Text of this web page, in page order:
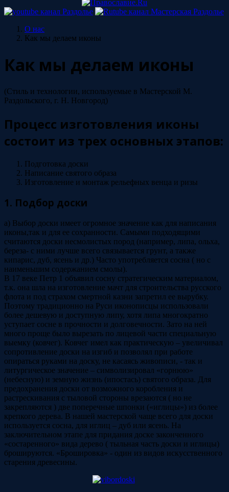
О нас
Как мы делаем иконы
Как мы делаем иконы
(Стиль и технологии, используемые в Мастерской М.
Раздольского, г. Н. Новгород)
Процесс изготовления иконы
состоит из трех основных этапов:
Подготовка доски
Написание святого образа
Изготовление и монтаж рельефных венца и ризы
1. Подбор доски
а) Выбор доски имеет огромное значение как для написания
иконы,так и для ее сохранности. Самыми подходящими
считаются доски несмолистых пород (например, липа, ольха,
береза- с ними лучше всего связывается грунт, а также
кипарис, дуб, ясень и др.) Часто употребляется сосна ( но с
наименьшим содержанием смолы).
В 17 веке Петр 1 объявил сосну стратегическим материалом,
т.к. она шла на изготовление мачт для строительства русского
флота и под страхом смертной казни запретил ее вырубку.
Поэтому традиционно на Руси иконописцы использовали
более дешевую и доступную липу, хотя липа многократно
уступает сосне в прочности и долговечности. Зато на ней
много проще было вырезать по лицевой части специальную
выемку (ковчег). Ковчег имел как практическую – увеличивал
сопротивление доски на изгиб и позволял при работе
опираться руками на доску, не касаясь живописи, - так и
литургическое значение – символизировал «горнюю»
(небесную) и земную жизнь (ипостась) святого образа. Для
предохранения доски от возможного коробления и
растрескивания с тыловой стороны врезаются ( но не
закрепляются ) две поперечные шпонки («иглицы») из более
крепкого дерева. В нашей мастерской чаще всего для доски
используется сосна, для иглиц – дуб или ясень. На
заключительном этапе для придания доске законченного
«состаренного» вида дерево ( тыльная часть доски и иглицы)
брошируются. «Брошировка» - один из видов искусственного
старения древесины.